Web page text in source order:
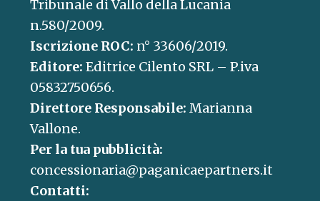
Tribunale di Vallo della Lucania
n.580/2009.
Iscrizione ROC: n° 33606/2019.
Editore: Editrice Cilento SRL – P.iva
05832750656.
Direttore Responsabile: Marianna
Vallone.
Per la tua pubblicità:
concessionaria@paganicaepartners.it
Contatti: